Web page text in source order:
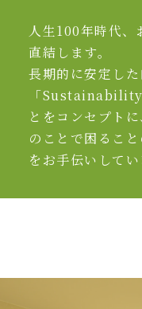
人生100年時代、
直結します。
長期的に安定し
「Sustainability
とをコンセプト
のことで困るこ
をお手伝いしてい